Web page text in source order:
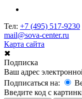
Тел: +7 (495) 517-9230
mail@sova-center.ru
Карта сайта
✖
Подписка
Ваш адрес
Подписаться на:
Введите код с